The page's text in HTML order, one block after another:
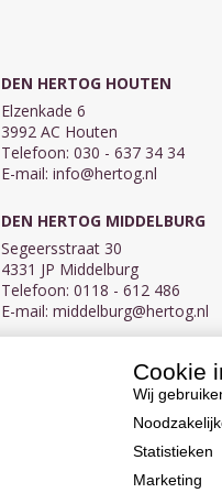
DEN HERTOG HOUTEN
Elzenkade 6
3992 AC Houten
Telefoon: 030 - 637 34 34
E-mail: info@hertog.nl
DEN HERTOG MIDDELBURG
Segeersstraat 30
4331 JP Middelburg
Telefoon: 0118 - 612 486
E-mail: middelburg@hertog.nl
BTW NL007450242B03
Cookie
Wij
Statistieken
Marketing